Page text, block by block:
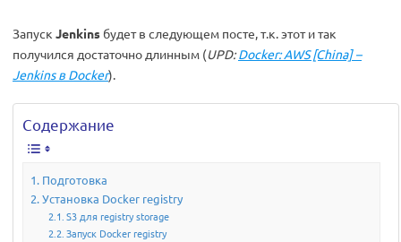
Запуск Jenkins будет в следующем посте, т.к. этот и так
получился достаточно длинным (UPD:Docker: AWS [China] –
Jenkins в Docker).
Содержание
Подготовка
Установка Docker registry
S3 для registry storage
Запуск Docker registry